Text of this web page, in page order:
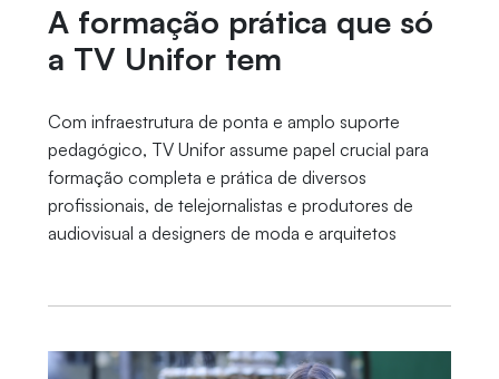
A formação prática que só
a TV Unifor tem
Com infraestrutura de ponta e amplo suporte
pedagógico, TV Unifor assume papel crucial para
formação completa e prática de diversos
profissionais, de telejornalistas e produtores de
audiovisual a designers de moda e arquitetos